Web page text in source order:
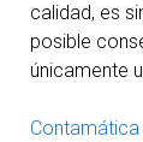
calidad, es
posible
únicamente
Contamática